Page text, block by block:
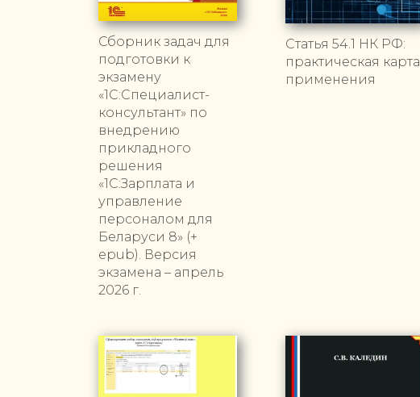
Сборник задач для
подготовки к
экзамену
«1С:Специалист-
консультант» по
внедрению
прикладного
решения
«1С:Зарплата и
управление
персоналом для
Беларуси 8» (+
epub). Версия
экзамена – апрель
2026 г.
Статья 54.1 НК РФ:
практическая карта
применения